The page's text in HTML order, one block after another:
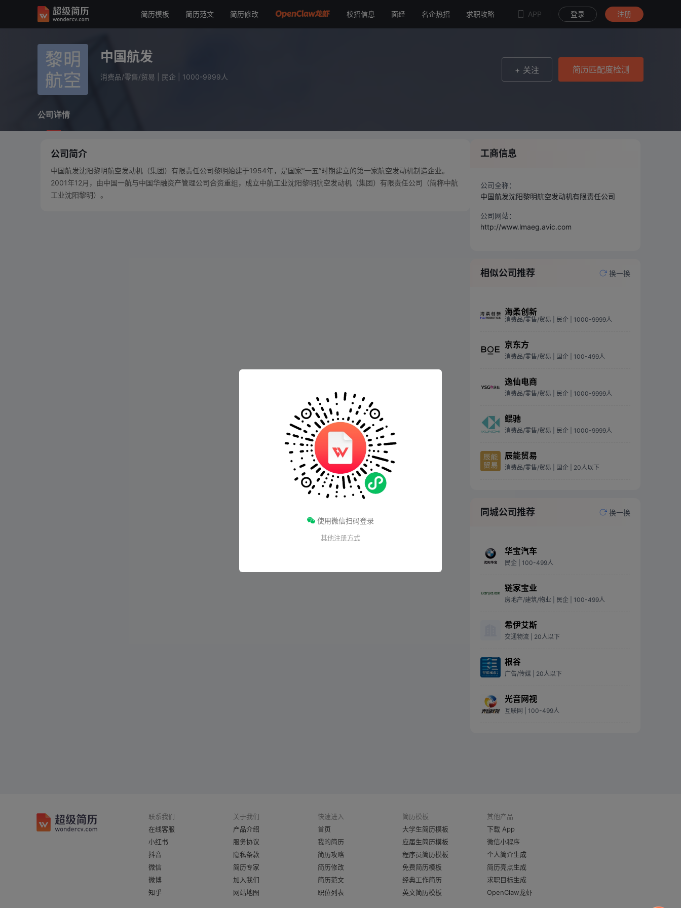
简历模板 简历范文 简历修改 校招信息 面经 名企热招 求职攻略 APP 登录 注册
中国航发
公司详情 中国航发
消费品/零售/贸易 民企 1000-9999人
+ 关注 简历匹配度检测
公司详情
公司简介
中国航发沈阳黎明航空发动机（集团）有限责任公司黎明始建于1954年，是国家“一五”时期建立的第一家航空发动机制造企业。
2001年12月，由中国一航与中国华融资产管理公司合资重组，成立中航工业沈阳黎明航空发动机（集团）有限责任公司（简称中航
工业沈阳黎明）。
工商信息
公司全称：
中国航发沈阳黎明航空发动机有限责任公司
公司网站：
http://www.lmaeg.avic.com
相似公司推荐 换一换
海柔创新
消费品/零售/贸易 | 民企 | 1000-9999人
京东方
消费品/零售/贸易 | 国企 | 100-499人
逸仙电商
消费品/零售/贸易 | 民企 | 1000-9999人
鲲驰
消费品/零售/贸易 | 民企 | 1000-9999人
辰能贸易
消费品/零售/贸易 | 国企 | 20人以下
同城公司推荐 换一换
华宝汽车
民企 | 100-499人
链家宝业
房地产/建筑/物业 | 民企 | 100-499人
希伊艾斯
交通物流 | 20人以下
根谷
广告/传媒 | 20人以下
光音网视
互联网 | 100-499人
使用微信扫码登录
其他注册方式
联系我们
在线客服
小红书
抖音
微信
微博
知乎
关于我们
产品介绍
服务协议
隐私条款
简历专家
加入我们
网站地图
快速进入
首页
我的简历
简历攻略
简历修改
简历范文
职位列表
简历模板
大学生简历模板
应届生简历模板
程序员简历模板
免费简历模板
经典工作简历
英文简历模板
其他产品
下载 App
微信小程序
个人简介生成
简历亮点生成
求职目标生成
OpenClaw龙虾